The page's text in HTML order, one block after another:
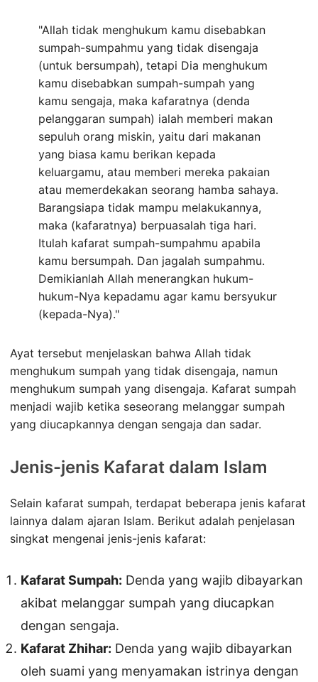
"Allah tidak menghukum kamu disebabkan
sumpah-sumpahmu yang tidak disengaja
(untuk bersumpah), tetapi Dia menghukum
kamu disebabkan sumpah-sumpah yang
kamu sengaja, maka kafaratnya (denda
pelanggaran sumpah) ialah memberi makan
sepuluh orang miskin, yaitu dari makanan
yang biasa kamu berikan kepada
keluargamu, atau memberi mereka pakaian
atau memerdekakan seorang hamba sahaya.
Barangsiapa tidak mampu melakukannya,
maka (kafaratnya) berpuasalah tiga hari.
Itulah kafarat sumpah-sumpahmu apabila
kamu bersumpah. Dan jagalah sumpahmu.
Demikianlah Allah menerangkan hukum-
hukum-Nya kepadamu agar kamu bersyukur
(kepada-Nya)."
Ayat tersebut menjelaskan bahwa Allah tidak
menghukum sumpah yang tidak disengaja, namun
menghukum sumpah yang disengaja. Kafarat sumpah
menjadi wajib ketika seseorang melanggar sumpah
yang diucapkannya dengan sengaja dan sadar.
Jenis-jenis Kafarat dalam Islam
Selain kafarat sumpah, terdapat beberapa jenis kafarat
lainnya dalam ajaran Islam. Berikut adalah penjelasan
singkat mengenai jenis-jenis kafarat:
Kafarat Sumpah: Denda yang wajib dibayarkan
akibat melanggar sumpah yang diucapkan
dengan sengaja.
Kafarat Zhihar: Denda yang wajib dibayarkan
oleh suami yang menyamakan istrinya dengan